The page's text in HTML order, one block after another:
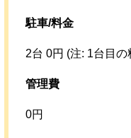
駐車/料金
2台 0円 (注: 1台目の
管理費
0円